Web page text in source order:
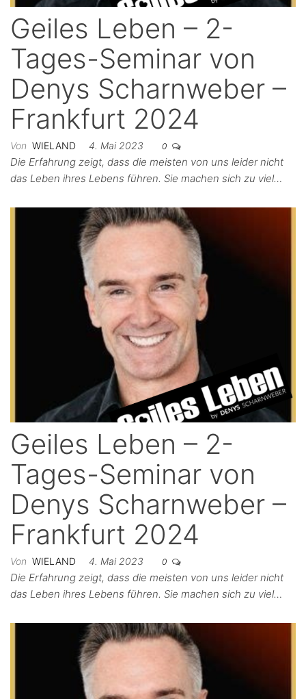
Geiles Leben – 2-
Tages-Seminar von
Denys Scharnweber –
Frankfurt 2024
Von WIELAND 4. Mai 2023 0
Die Erfahrung zeigt, dass die meisten von uns leider nicht
das Leben ihres Lebens führen. Sie machen sich zu viel…
Geiles Leben – 2-
Tages-Seminar von
Denys Scharnweber –
Frankfurt 2024
Von WIELAND 4. Mai 2023 0
Die Erfahrung zeigt, dass die meisten von uns leider nicht
das Leben ihres Lebens führen. Sie machen sich zu viel…